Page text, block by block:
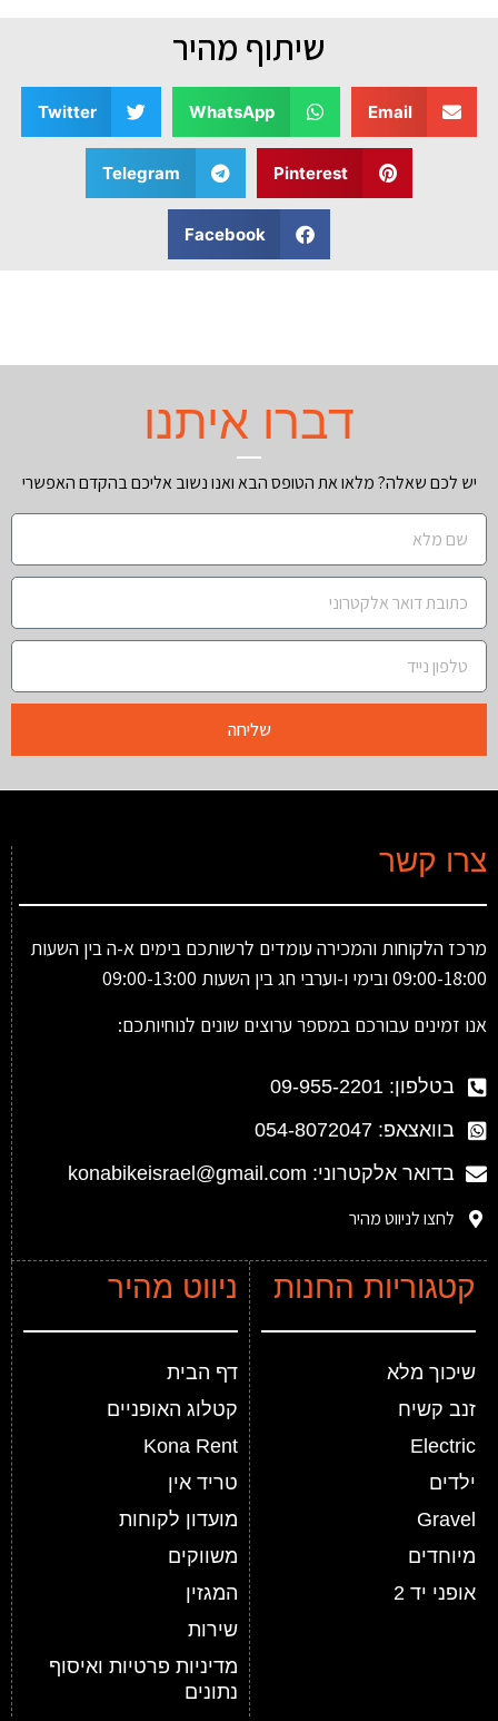
שיתוף מהיר
Email
WhatsApp
Twitter
Pinterest
Telegram
Facebook
דברו איתנו
יש לכם שאלה? מלאו את הטופס הבא ואנו נשוב אליכם בהקדם האפשרי
שליחה
ניווט מהיר
דף הבית
קטלוג האופניים
Kona Rent
טריד אין
מועדון לקוחות
משווקים
המגזין
שירות
מדיניות פרטיות ואיסוף
נתונים
קטגוריות החנות
שיכוך מלא
זנב קשיח
Electric
ילדים
Gravel
מיוחדים
אופני יד 2
צרו קשר
מרכז הלקוחות והמכירה עומדים לרשותכם בימים א-ה בין השעות
09:00-18:00 ובימי ו-וערבי חג בין השעות 09:00-13:00
אנו זמינים עבורכם במספר ערוצים שונים לנוחיותכם:
בטלפון: 09-955-2201
בוואצאפ: 054-8072047
בדואר אלקטרוני: konabikeisrael@gmail.com
לחצו לניווט מהיר